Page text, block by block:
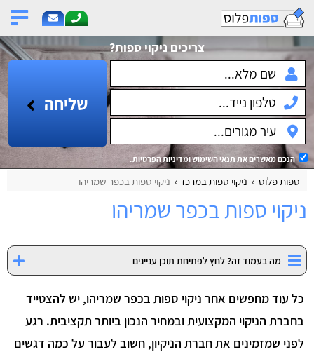
צריכים ניקוי ספות?
שליחה
הנכם מאשרים אתתנאי השימושומדיניות הפרטיות.
ספות פלוס ניקוי ספות במרכז ניקוי ספות בכפר שמריהו
ניקוי ספות בכפר שמריהו
מה בעמוד זה? לחץ לפתיחת תוכן עניינים
כל עוד מחפשים אחר ניקוי ספות בכפר שמריהו, יש להצטייד
בחברת הניקוי המקצועית ובמחיר הנכון ביותר תקציבית. רגע
לפני שמזמינים את חברת הניקיון, חשוב לעבור על כמה דגשים